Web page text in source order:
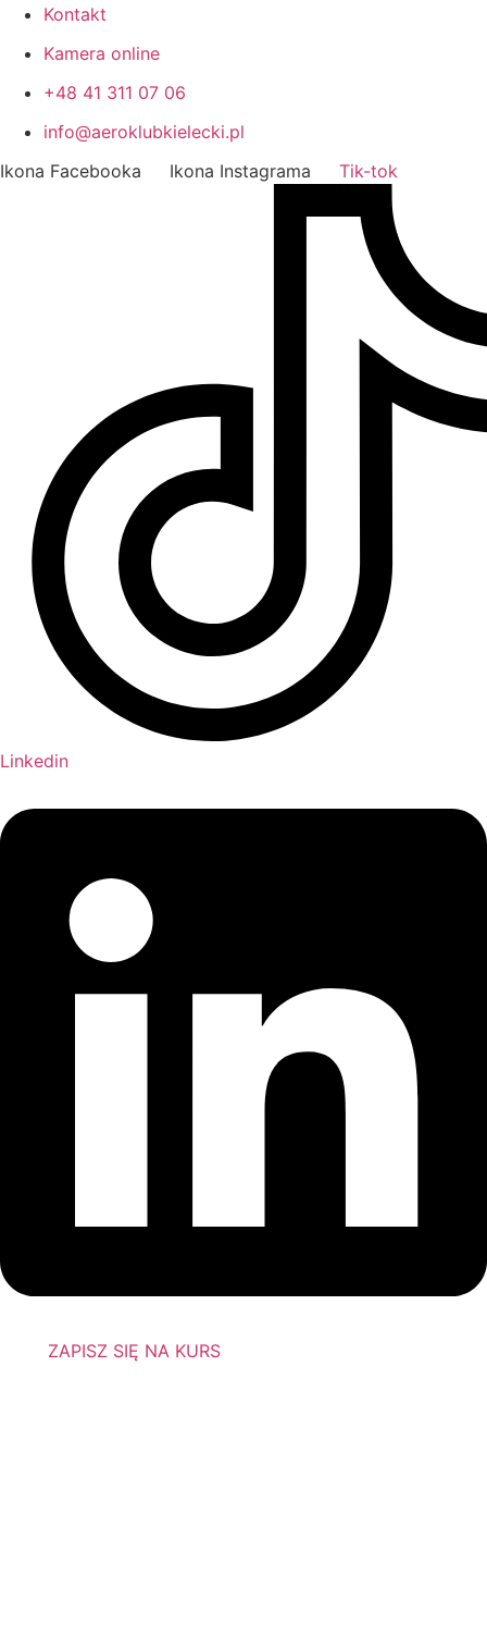
Kontakt
Kamera online
+48 41 311 07 06
info@aeroklubkielecki.pl
Ikona Facebooka
Ikona Instagrama Tik-tok
Linkedin
ZAPISZ SIĘ NA KURS